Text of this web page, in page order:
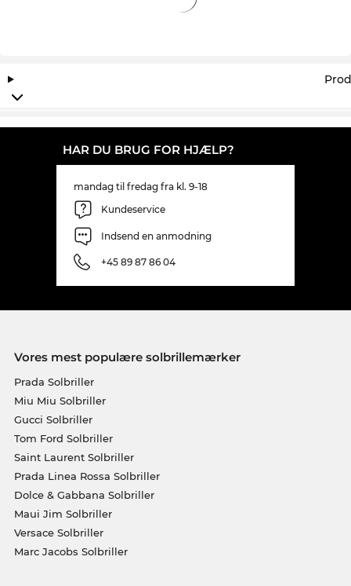
HAR DU BRUG FOR HJÆLP?
mandag til fredag fra kl. 9-18
Kundeservice
Indsend en anmodning
+45 89 87 86 04
Vores mest populære solbrillemærker
Prada Solbriller
Miu Miu Solbriller
Gucci Solbriller
Tom Ford Solbriller
Saint Laurent Solbriller
Prada Linea Rossa Solbriller
Dolce & Gabbana Solbriller
Maui Jim Solbriller
Versace Solbriller
Marc Jacobs Solbriller